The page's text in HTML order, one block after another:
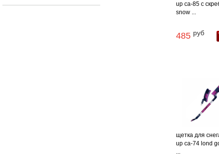
up ca-85 с
snow ...
485 руб
щетка для
up ca-74 lond
...